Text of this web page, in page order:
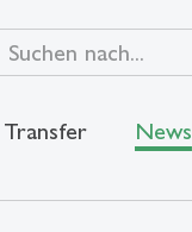
Transfer News